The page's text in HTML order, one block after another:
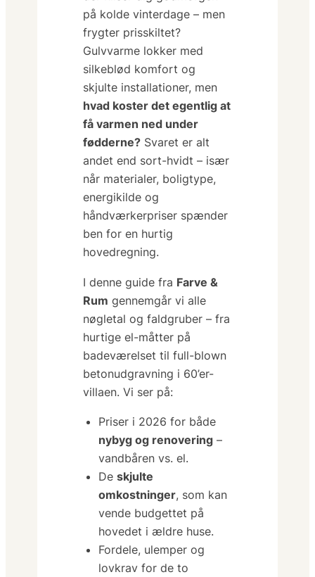
på kolde vinterdage – men
frygter prisskiltet?
Gulvvarme lokker med
silkeblød komfort og
skjulte installationer, men
hvad koster det egentlig at
få varmen ned under
fødderne? Svaret er alt
andet end sort-hvidt – især
når materialer, boligtype,
energikilde og
håndværkerpriser spænder
ben for en hurtig
hovedregning.
I denne guide fra Farve &
Rum gennemgår vialle
nøgletal og faldgruber – fra
hurtige el-måtter på
badeværelset til full-blown
betonudgravning i 60’er-
villaen. Vi ser på:
Priser i 2026 for både
nybyg og renovering –
vandbåren vs. el.
Deskjulte
omkostninger, som kan
vende budgettet på
hovedet i ældre huse.
Fordele, ulemper og
lovkrav for de to